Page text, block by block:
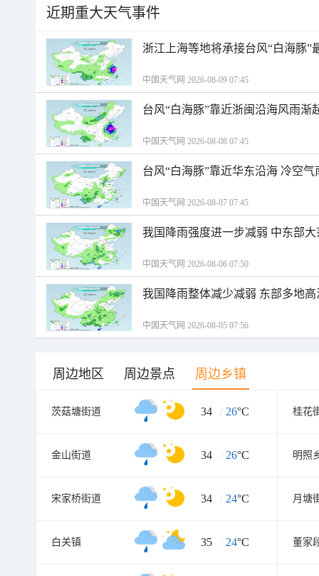
近期重大天气事件
浙江上海等地将承接台风“白海豚”
中国天气网 2026-08-09 07:45
台风“白海豚”靠近浙闽沿海风雨渐
中国天气网 2026-08-08 07:45
台风“白海豚”靠近华东沿海 冷空
中国天气网 2026-08-07 07:45
我国降雨强度进一步减弱 中东部
中国天气网 2026-08-06 07:50
我国降雨整体减少减弱 东部多地
中国天气网 2026-08-05 07:56
周边地区 周边景点 周边乡镇
茨菇塘街道 34 / 26°C 桂花
金山街道 34 / 26°C 明照
宋家桥街道 34 / 24°C 月塘
白关镇 35 / 24°C 董家